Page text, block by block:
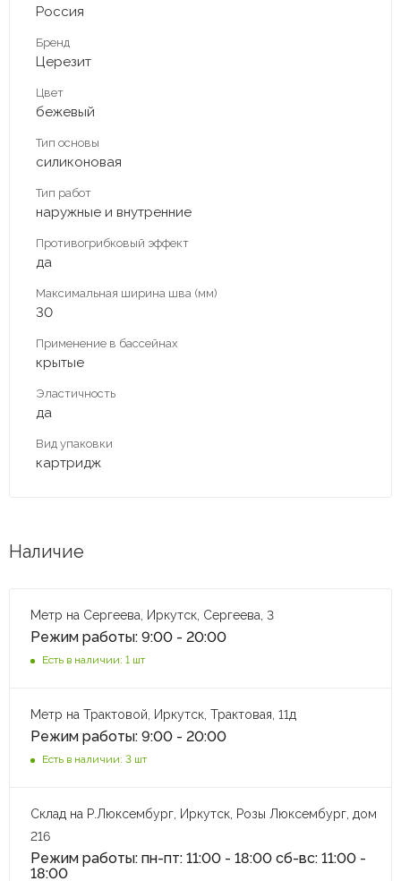
Россия
Бренд
Церезит
Цвет
бежевый
Тип основы
силиконовая
Тип работ
наружные и внутренние
Противогрибковый эффект
да
Максимальная ширина шва (мм)
30
Применение в бассейнах
крытые
Эластичность
да
Вид упаковки
картридж
Наличие
Метр на Сергеева, Иркутск, Сергеева, 3
Режим работы: 9:00 - 20:00
Есть в наличии: 1 шт
Метр на Трактовой, Иркутск, Трактовая, 11д
Режим работы: 9:00 - 20:00
Есть в наличии: 3 шт
Склад на Р.Люксембург, Иркутск, Розы Люксембург, дом
216
Режим работы: пн-пт: 11:00 - 18:00 сб-вс: 11:00 -
18:00